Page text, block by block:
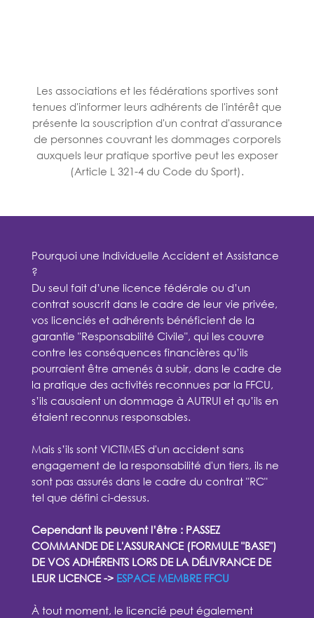
Les associations et les fédérations sportives sont
tenues d'informer leurs adhérents de l'intérêt que
présente la souscription d'un contrat d'assurance
de personnes couvrant les dommages corporels
auxquels leur pratique sportive peut les exposer
(Article L 321-4 du Code du Sport).
Pourquoi une Individuelle Accident et Assistance
?
Du seul fait d’une licence fédérale ou d’un
contrat souscrit dans le cadre de leur vie privée,
vos licenciés et adhérents bénéficient de la
garantie "Responsabilité Civile", qui les couvre
contre les conséquences financières qu’ils
pourraient être amenés à subir, dans le cadre de
la pratique des activités reconnues par la FFCU,
s’ils causaient un dommage à AUTRUI et qu’ils en
étaient reconnus responsables.
Mais s’ils sont VICTIMES d'un accident sans
engagement de la responsabilité d'un tiers, ils ne
sont pas assurés dans le cadre du contrat "RC"
tel que défini ci-dessus.
Cependant ils peuvent l’être : PASSEZ
COMMANDE DE L'ASSURANCE (FORMULE "BASE")
DE VOS ADHÉRENTS LORS DE LA DÉLIVRANCE DE
LEUR LICENCE -> ESPACE MEMBRE FFCU
À tout moment, le licencié peut également